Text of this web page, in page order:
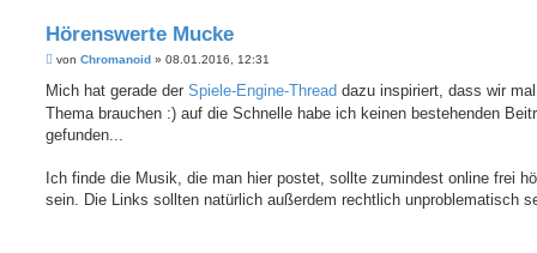
Hörenswerte Mucke
B
i
a
g
von Chromanoid » 08.01.2016, 12:31
Mich hat gerade der Spiele-Engine-Thread dazu inspiriert, dass wir
Thema brauchen :) auf die Schnelle habe ich keinen bestehenden
gefunden...
Ich finde die Musik, die man hier postet, sollte zumindest online frei
sein. Die Links sollten natürlich außerdem rechtlich unproblematisch